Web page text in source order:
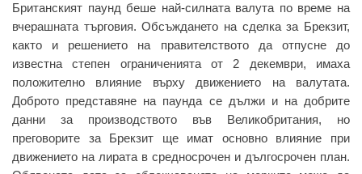
Британският паунд беше най-силната валута по време на
вчерашната търговия. Обсъждането на сделка за Брекзит,
както и решението на правителството да отпусне до
известна степен ограниченията от 2 декември, имаха
положително влияние върху движението на валутата.
Доброто представяне на паунда се дължи и на добрите
данни за производството във Великобритания, но
преговорите за Брекзит ще имат основно влияние при
движението на лирата в средносрочен и дългосрочен план.